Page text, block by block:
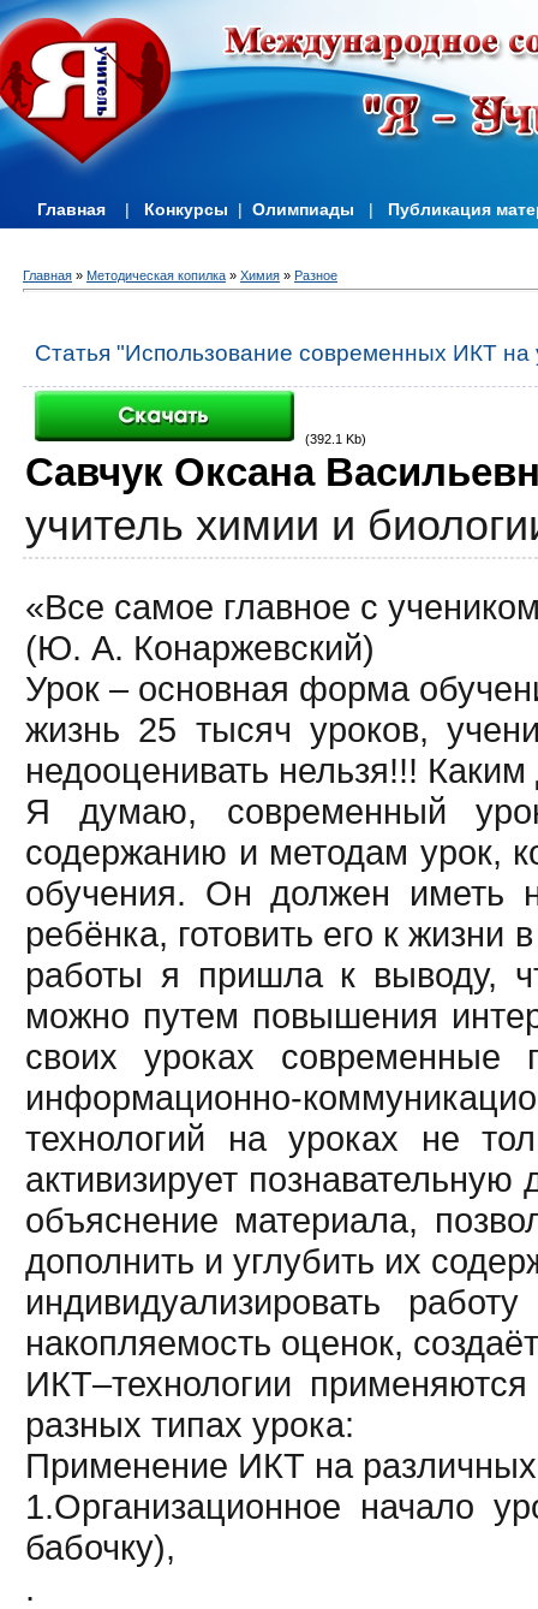
Главная | Конкурсы | Олимпиады | Публикация
Главная » Методическая копилка » Химия » Разное
Статья "Использование современных ИКТ на
(392.1 Kb)
Савчук Оксана
учитель химии и
«Все самое главное с
(Ю. А. Конаржевский)
Урок – основная форма
жизнь 25 тысяч уроков,
недооценивать нельзя!!!
Я думаю, современный
содержанию и методам урок,
обучения. Он должен иметь
ребёнка, готовить его к
работы я пришла к выводу,
можно путем повышения
своих уроках современные
информационно-
технологий на уроках не
активизирует
объяснение материала,
дополнить и углубить их
индивидуализировать
накопляемость оценок,
ИКТ–технологии
разных типах урока:
Применение ИКТ на различных
1.Организационное начало
бабочку),
.